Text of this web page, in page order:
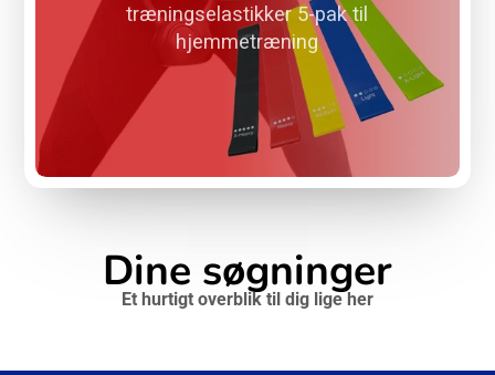
træningselastikker 5-pak til
hjemmetræning
Dine søgninger
Et hurtigt overblik til dig lige her